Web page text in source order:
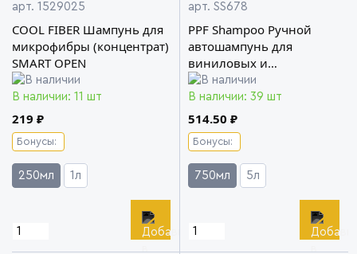
арт. 1529025
COOL FIBER Шампунь для
микрофибры (концентрат)
SMART OPEN
В наличии: 11 шт
219 ₽
Бонусы:
250мл 1л
арт. SS678
PPF Shampoo Ручной
автошампунь для
виниловых и
полиуретановых плёнок
Shine Systems
В наличии: 39 шт
514.50 ₽
Бонусы:
750мл 5л